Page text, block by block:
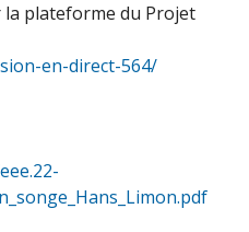
la plateforme du Projet
en-direct-564/